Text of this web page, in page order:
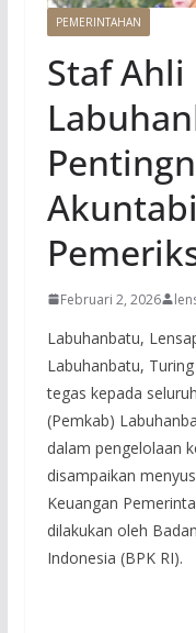
PEMERINTAHAN
Staf
Februari 2, 2026
Labuhanbatu,
Labuhanbatu,
tegas kepada
(Pemkab)
dalam pengelolaan
disampaikan
Keuangan
dilakukan oleh
Indonesia (BPK RI).